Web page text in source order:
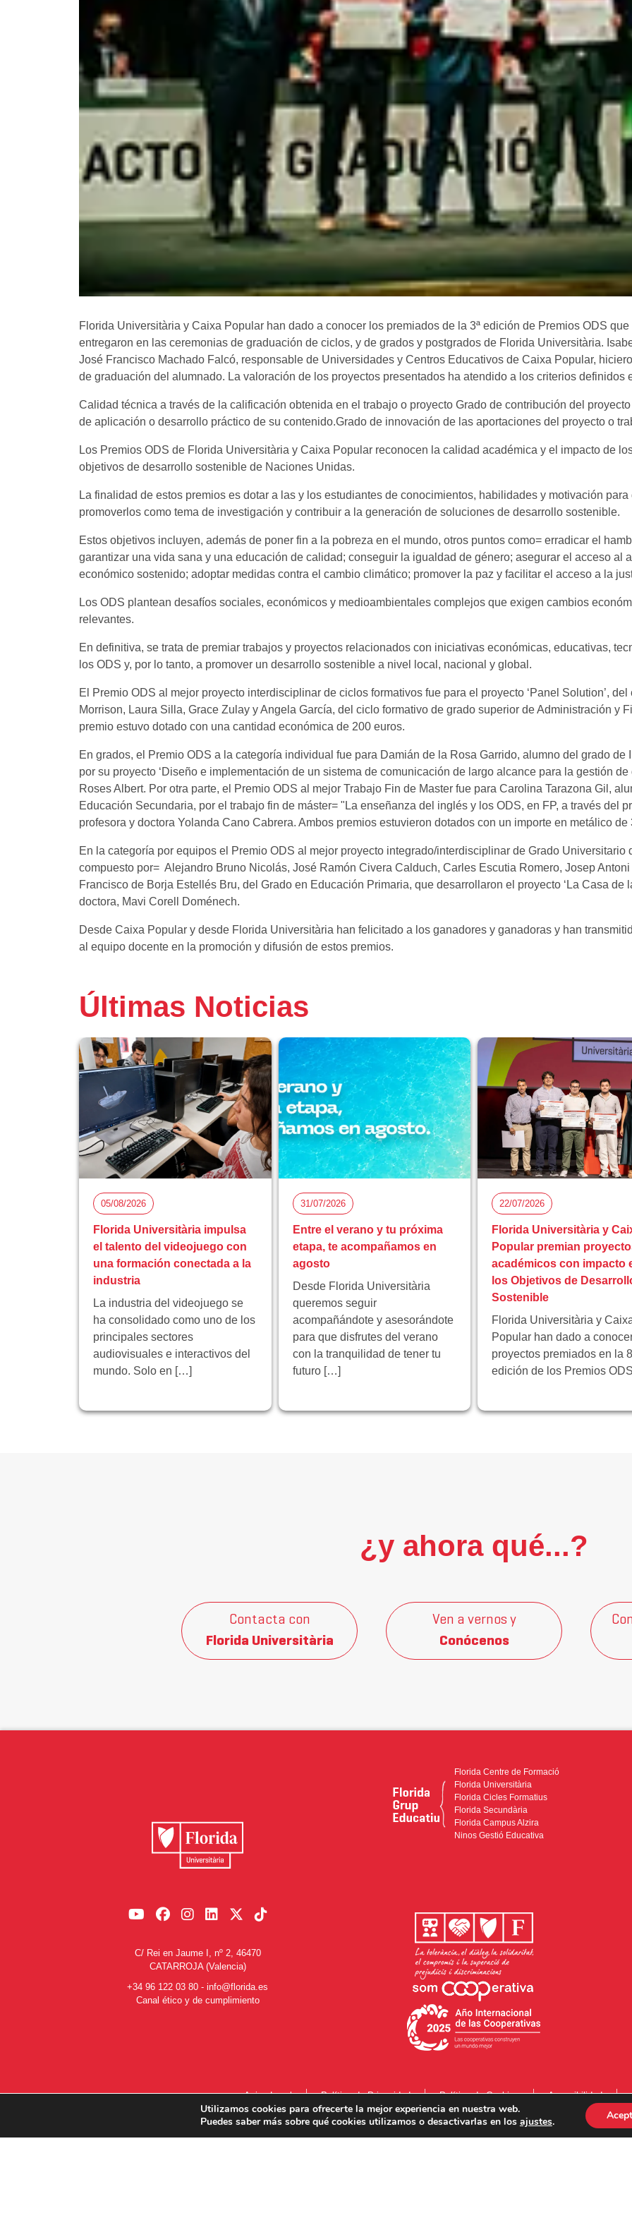
Florida Universitària y Caixa Popular han dado a conocer los premiados de la 3ª edición de Premios ODS
entregaron en las ceremonias de graduación de ciclos, y de grados y postgrados de Florida Universitària.
José Francisco Machado Falcó, responsable de Universidades y Centros Educativos de Caixa Popular,
de graduación del alumnado. La valoración de los proyectos presentados ha atendido a los criterios definidos
Calidad técnica a través de la calificación obtenida en el trabajo o proyecto Grado de contribución del
de aplicación o desarrollo práctico de su contenido.Grado de innovación de las aportaciones del proyecto o
Los Premios ODS de Florida Universitària y Caixa Popular reconocen la calidad académica y el impacto de
objetivos de desarrollo sostenible de Naciones Unidas.
La finalidad de estos premios es dotar a las y los estudiantes de conocimientos, habilidades y motivación
promoverlos como tema de investigación y contribuir a la generación de soluciones de desarrollo sostenible.
Estos objetivos incluyen, además de poner fin a la pobreza en el mundo, otros puntos como= erradicar el
garantizar una vida sana y una educación de calidad; conseguir la igualdad de género; asegurar el acceso al
económico sostenido; adoptar medidas contra el cambio climático; promover la paz y facilitar el acceso a la
Los ODS plantean desafíos sociales, económicos y medioambientales complejos que exigen cambios
relevantes.
En definitiva, se trata de premiar trabajos y proyectos relacionados con iniciativas económicas, educativas,
los ODS y, por lo tanto, a promover un desarrollo sostenible a nivel local, nacional y global.
El Premio ODS al mejor proyecto interdisciplinar de ciclos formativos fue para el proyecto ‘Panel Solution’,
Morrison, Laura Silla, Grace Zulay y Angela García, del ciclo formativo de grado superior de Administración y
premio estuvo dotado con una cantidad económica de 200 euros.
En grados, el Premio ODS a la categoría individual fue para Damián de la Rosa Garrido, alumno del grado
por su proyecto ‘Diseño e implementación de un sistema de comunicación de largo alcance para la gestión
Roses Albert. Por otra parte, el Premio ODS al mejor Trabajo Fin de Master fue para Carolina Tarazona Gil,
Educación Secundaria, por el trabajo fin de máster= "La enseñanza del inglés y los ODS, en FP, a través del
profesora y doctora Yolanda Cano Cabrera. Ambos premios estuvieron dotados con un importe en metálico de
En la categoría por equipos el Premio ODS al mejor proyecto integrado/interdisciplinar de Grado
compuesto por= Alejandro Bruno Nicolás, José Ramón Civera Calduch, Carles Escutia Romero, Josep
Francisco de Borja Estellés Bru, del Grado en Educación Primaria, que desarrollaron el proyecto ‘La Casa de
doctora, Mavi Corell Doménech.
Desde Caixa Popular y desde Florida Universitària han felicitado a los ganadores y ganadoras y han
al equipo docente en la promoción y difusión de estos premios.
Últimas Noticias
05/08/2026
Florida Universitària impulsa
el talento del videojuego con
una formación conectada a la
industria
La industria del videojuego se
ha consolidado como uno de los
principales sectores
audiovisuales e interactivos del
mundo. Solo en […]
31/07/2026
Entre el verano y tu próxima
etapa, te acompañamos en
agosto
Desde Florida Universitària
queremos seguir
acompañándote y asesorándote
para que disfrutes del verano
con la tranquilidad de tener tu
futuro […]
22/07/2026
Florida Universitària y
Popular premian
académicos con impacto
los Objetivos de
Sostenible
Florida Universitària y
Popular han dado a
proyectos premiados en la
edición de los Premios
¿y ahora qué...?
Contacta con
Florida Universitària
Ven a vernos y
Conócenos
C/ Rei en Jaume I, nº 2, 46470
CATARROJA (Valencia)
+34 96 122 03 80 - info@florida.es
Canal ético y de cumplimiento
Florida Centre de Formació
Florida Universitària
Florida Cicles Formatius
Florida Secundària
Florida Campus Alzira
Ninos Gestió Educativa
Aviso Legal Política de Privacidad Política de Cookies Accesibilidad
Utilizamos cookies para ofrecerte la mejor experiencia en nuestra web.
Puedes saber más sobre qué cookies utilizamos o desactivarlas en los ajustes.